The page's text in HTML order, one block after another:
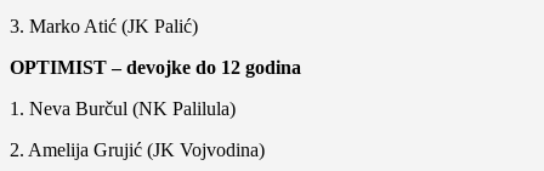
3. Marko Atić (JK Palić)
OPTIMIST – devojke do 12 godina
1. Neva Burčul (NK Palilula)
2. Amelija Grujić (JK Vojvodina)